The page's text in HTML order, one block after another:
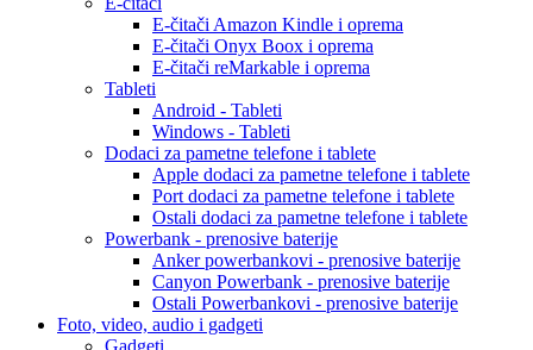
E-čitači Amazon Kindle i oprema
E-čitači Onyx Boox i oprema
E-čitači reMarkable i oprema
Tableti
Android - Tableti
Windows - Tableti
Dodaci za pametne telefone i tablete
Apple dodaci za pametne telefone i tablete
Port dodaci za pametne telefone i tablete
Ostali dodaci za pametne telefone i tablete
Powerbank - prenosive baterije
Anker powerbankovi - prenosive baterije
Canyon Powerbank - prenosive baterije
Ostali Powerbankovi - prenosive baterije
Foto, video, audio i gadgeti
Gadgeti